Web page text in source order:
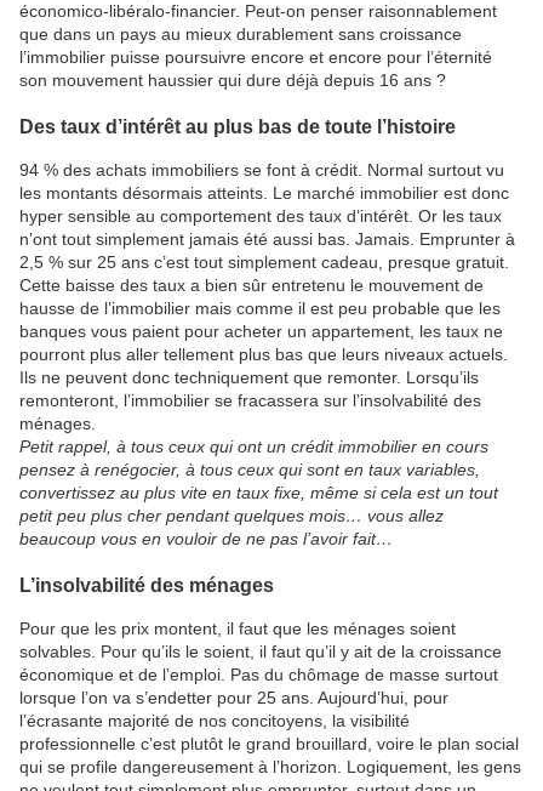
économico-libéralo-financier. Peut-on penser raisonnablement
que dans un pays au mieux durablement sans croissance
l’immobilier puisse poursuivre encore et encore pour l’éternité
son mouvement haussier qui dure déjà depuis 16 ans ?
Des taux d’intérêt au plus bas de toute l’histoire
94 % des achats immobiliers se font à crédit. Normal surtout vu
les montants désormais atteints. Le marché immobilier est donc
hyper sensible au comportement des taux d’intérêt. Or les taux
n’ont tout simplement jamais été aussi bas. Jamais. Emprunter à
2,5 % sur 25 ans c’est tout simplement cadeau, presque gratuit.
Cette baisse des taux a bien sûr entretenu le mouvement de
hausse de l’immobilier mais comme il est peu probable que les
banques vous paient pour acheter un appartement, les taux ne
pourront plus aller tellement plus bas que leurs niveaux actuels.
Ils ne peuvent donc techniquement que remonter. Lorsqu’ils
remonteront, l’immobilier se fracassera sur l’insolvabilité des
ménages.
Petit rappel, à tous ceux qui ont un crédit immobilier en cours
pensez à renégocier, à tous ceux qui sont en taux variables,
convertissez au plus vite en taux fixe, même si cela est un tout
petit peu plus cher pendant quelques mois… vous allez
beaucoup vous en vouloir de ne pas l’avoir fait…
L’insolvabilité des ménages
Pour que les prix montent, il faut que les ménages soient
solvables. Pour qu’ils le soient, il faut qu’il y ait de la croissance
économique et de l’emploi. Pas du chômage de masse surtout
lorsque l’on va s’endetter pour 25 ans. Aujourd’hui, pour
l’écrasante majorité de nos concitoyens, la visibilité
professionnelle c’est plutôt le grand brouillard, voire le plan social
qui se profile dangereusement à l’horizon. Logiquement, les gens